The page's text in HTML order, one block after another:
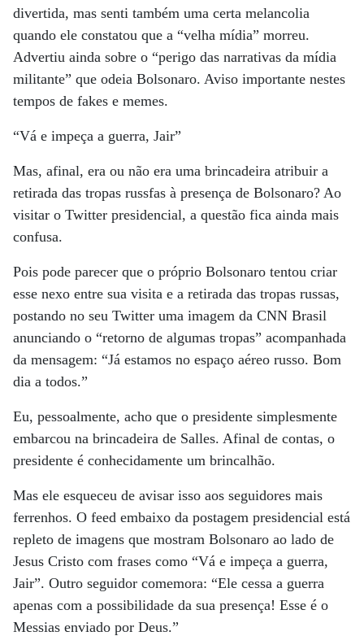
divertida, mas senti também uma certa melancolia
quando ele constatou que a “velha mídia” morreu.
Advertiu ainda sobre o “perigo das narrativas da mídia
militante” que odeia Bolsonaro. Aviso importante nestes
tempos de fakes e memes.
“Vá e impeça a guerra, Jair”
Mas, afinal, era ou não era uma brincadeira atribuir a
retirada das tropas russfas à presença de Bolsonaro? Ao
visitar o Twitter presidencial, a questão fica ainda mais
confusa.
Pois pode parecer que o próprio Bolsonaro tentou criar
esse nexo entre sua visita e a retirada das tropas russas,
postando no seu Twitter uma imagem da CNN Brasil
anunciando o “retorno de algumas tropas” acompanhada
da mensagem: “Já estamos no espaço aéreo russo. Bom
dia a todos.”
Eu, pessoalmente, acho que o presidente simplesmente
embarcou na brincadeira de Salles. Afinal de contas, o
presidente é conhecidamente um brincalhão.
Mas ele esqueceu de avisar isso aos seguidores mais
ferrenhos. O feed embaixo da postagem presidencial está
repleto de imagens que mostram Bolsonaro ao lado de
Jesus Cristo com frases como “Vá e impeça a guerra,
Jair”. Outro seguidor comemora: “Ele cessa a guerra
apenas com a possibilidade da sua presença! Esse é o
Messias enviado por Deus.”